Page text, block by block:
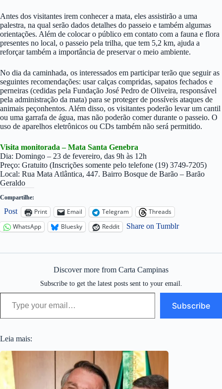
Antes dos visitantes irem conhecer a mata, eles assistirão a uma
palestra, na qual serão dados detalhes do passeio e também algumas
orientações. Além de colocar o público em contato com a fauna e flora
presentes no local, o passeio pela trilha, que tem 5,2 km, ajuda a
reforçar também a importância de preservar o meio ambiente.
No dia da caminhada, os interessados em participar terão que seguir as
seguintes recomendações: usar calças compridas, sapatos fechados e
perneiras (cedidas pela Fundação José Pedro de Oliveira, responsável
pela administração da mata) para se proteger de possíveis ataques de
animais peçonhentos. Além disso, os visitantes poderão levar um cantil
ou uma garrafa de água, mas não poderão comer durante o passeio. O
uso de aparelhos eletrônicos ou CDs também não será permitido.
Visita monitorada – Mata Santa Genebra
Dia: Domingo – 23 de fevereiro, das 9h às 12h
Preço: Gratuito (Inscrições somente pelo telefone (19) 3749-7205)
Local: Rua Mata Atlântica, 447. Bairro Bosque de Barão – Barão
Geraldo
Compartilhe:
Post Print Email Telegram
Threads
WhatsApp
Bluesky Reddit Share on Tumblr
Discover more from Carta Campinas
Subscribe to get the latest posts sent to your email.
Type your email…
Subscribe
Leia mais: